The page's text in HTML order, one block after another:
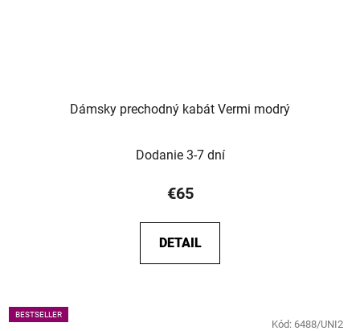
Dámsky prechodný kabát Vermi modrý
Dodanie 3-7 dní
€65
DETAIL
BESTSELLER
Kód: 6488/UNI2